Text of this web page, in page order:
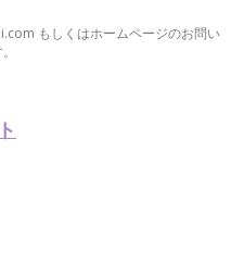
もしくはホームページのお問い